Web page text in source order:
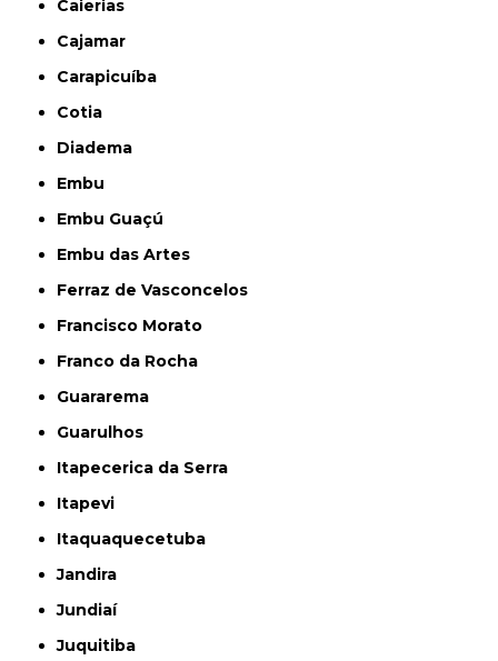
Caierias
Cajamar
Carapicuíba
Cotia
Diadema
Embu
Embu Guaçú
Embu das Artes
Ferraz de Vasconcelos
Francisco Morato
Franco da Rocha
Guararema
Guarulhos
Itapecerica da Serra
Itapevi
Itaquaquecetuba
Jandira
Jundiaí
Juquitiba